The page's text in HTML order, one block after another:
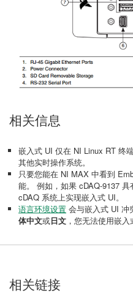
相关信息
嵌入式 UI 仅在 NI Linux RT 终
其他实时操作系统。
只要您能在 NI MAX 中看到
能。 例如，如果 cDAQ-9137
cDAQ 系统上实现嵌入式 UI。
语言环境设置 会与嵌入式 UI 冲
体中文或日文 ，您无法使用嵌入
相关链接